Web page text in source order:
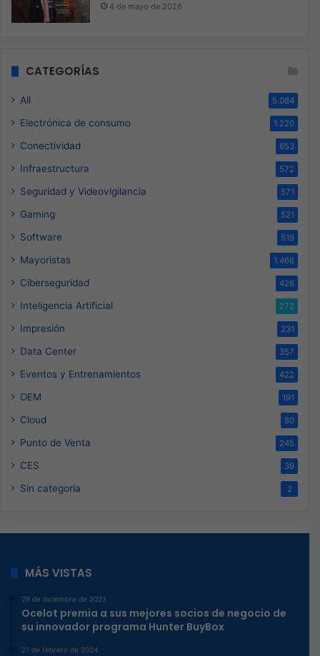
4 de mayo de 2026
CATEGORÍAS
All 5.084
Electrónica de consumo 1.220
Conectividad 653
Infraestructura 572
Seguridad y Videovigilancia 571
Gaming 521
Software 519
Mayoristas 1.466
Ciberseguridad 426
Inteligencia Artificial 272
Impresión 231
Data Center 357
Eventos y Entrenamientos 422
OEM 191
Cloud 80
Punto de Venta 245
CES 39
Sin categoría 2
MÁS VISTAS
29 de diciembre de 2023
Ocelot premia a sus mejores socios de negocio de
su innovador programa Hunter BuyBox
21 de febrero de 2024